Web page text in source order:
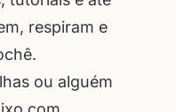
respiram e
ou alguém